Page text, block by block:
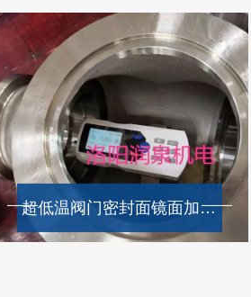
超低温阀门密封面镜面加工效果